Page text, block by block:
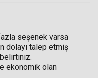
seşenek varsa
dolayı talep etmiş
ekonomik olan